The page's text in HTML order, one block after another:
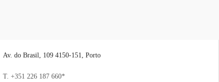
Av. do Brasil, 109 4150-151, Porto
T. +351 226 187 660*